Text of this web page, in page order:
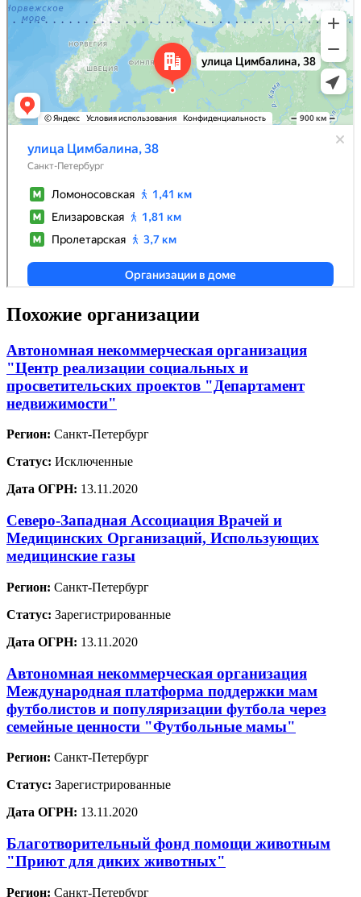
Похожие организации
Автономная некоммерческая организация
"Центр реализации социальных и
просветительских проектов "Департамент
недвижимости"
Регион: Санкт-Петербург
Статус: Исключенные
Дата ОГРН: 13.11.2020
Северо-Западная Ассоциация Врачей и
Медицинских Организаций, Использующих
медицинские газы
Регион: Санкт-Петербург
Статус: Зарегистрированные
Дата ОГРН: 13.11.2020
Автономная некоммерческая организация
Международная платформа поддержки мам
футболистов и популяризации футбола через
семейные ценности "Футбольные мамы"
Регион: Санкт-Петербург
Статус: Зарегистрированные
Дата ОГРН: 13.11.2020
Благотворительный фонд помощи животным
"Приют для диких животных"
Регион: Санкт-Петербург